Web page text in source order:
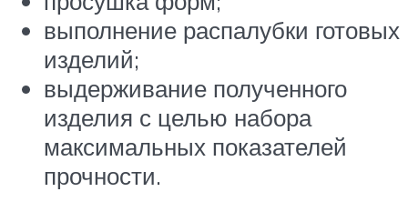
выполнение распалубки готовых
изделий;
выдерживание полученного
изделия с целью набора
максимальных показателей
прочности.